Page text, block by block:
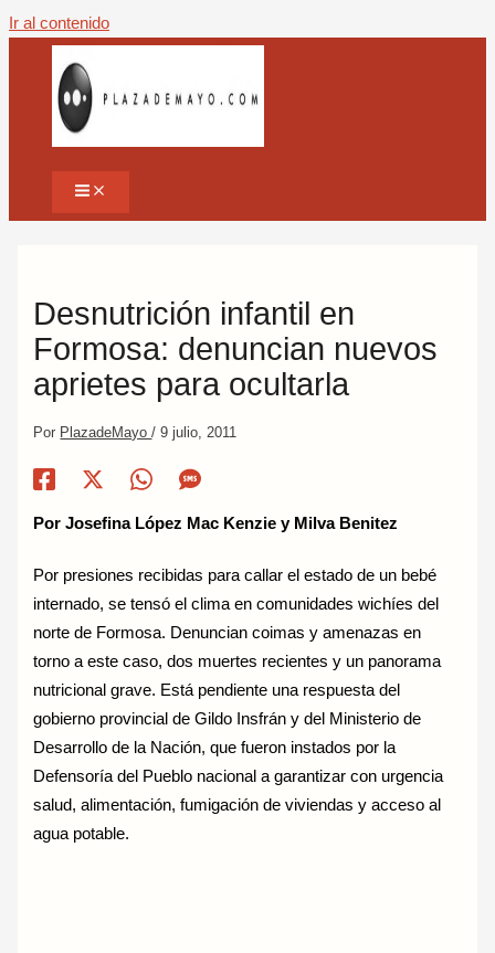
Ir al contenido
Desnutrición infantil en
Formosa: denuncian nuevos
aprietes para ocultarla
Por PlazadeMayo/9 julio, 2011
Por Josefina López Mac Kenzie y Milva Benitez
Por presiones recibidas para callar el estado de un bebé
internado, se tensó el clima en comunidades wichíes del
norte de Formosa. Denuncian coimas y amenazas en
torno a este caso, dos muertes recientes y un panorama
nutricional grave. Está pendiente una respuesta del
gobierno provincial de Gildo Insfrán y del Ministerio de
Desarrollo de la Nación, que fueron instados por la
Defensoría del Pueblo nacional a garantizar con urgencia
salud, alimentación, fumigación de viviendas y acceso al
agua potable.